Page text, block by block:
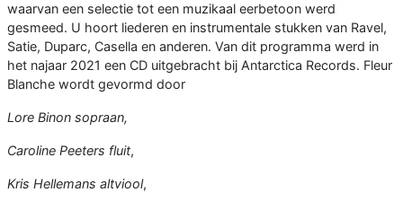
waarvan een selectie tot een muzikaal eerbetoon werd
gesmeed. U hoort liederen en instrumentale stukken van Ravel,
Satie, Duparc, Casella en anderen. Van dit programma werd in
het najaar 2021 een CD uitgebracht bij Antarctica Records. Fleur
Blanche wordt gevormd door
Lore Binon sopraan,
Caroline Peeters fluit,
Kris Hellemans altviool,